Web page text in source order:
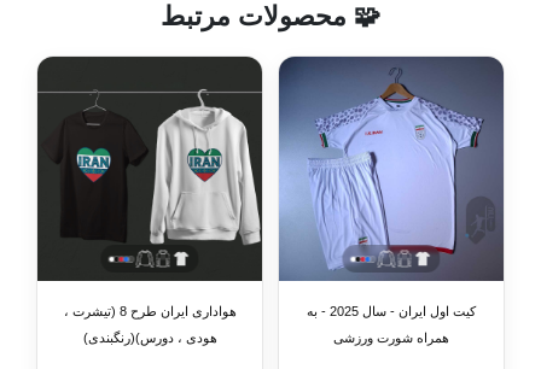
🧩 محصولات مرتبط
کیت اول ایران - سال 2025 - به
همراه شورت ورزشی
هواداری ایران طرح 8 (تیشرت ،
هودی ، دورس)(رنگبندی)